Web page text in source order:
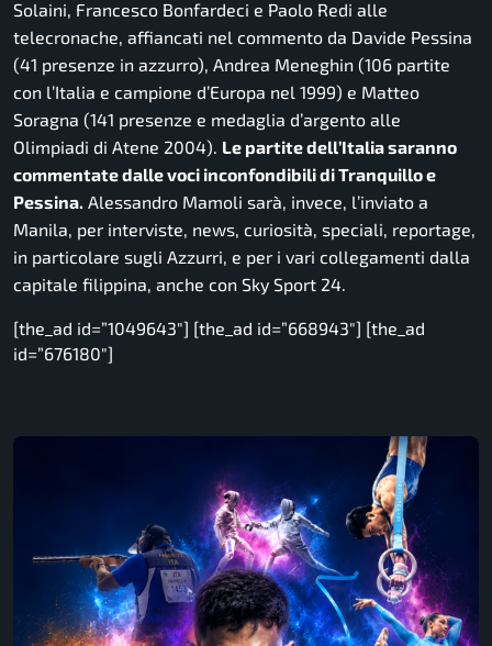
Solaini, Francesco Bonfardeci e Paolo Redi alle
telecronache, affiancati nel commento da Davide Pessina
(41 presenze in azzurro), Andrea Meneghin (106 partite
con l’Italia e campione d’Europa nel 1999) e Matteo
Soragna (141 presenze e medaglia d’argento alle
Olimpiadi di Atene 2004). Le partite dell’Italia saranno
commentate dalle voci inconfondibili di Tranquillo e
Pessina. Alessandro Mamoli sarà, invece, l’inviato a
Manila, per interviste, news, curiosità, speciali, reportage,
in particolare sugli Azzurri, e per i vari collegamenti dalla
capitale filippina, anche con Sky Sport 24.
[the_ad id=”1049643″] [the_ad id=”668943″] [the_ad
id=”676180″]